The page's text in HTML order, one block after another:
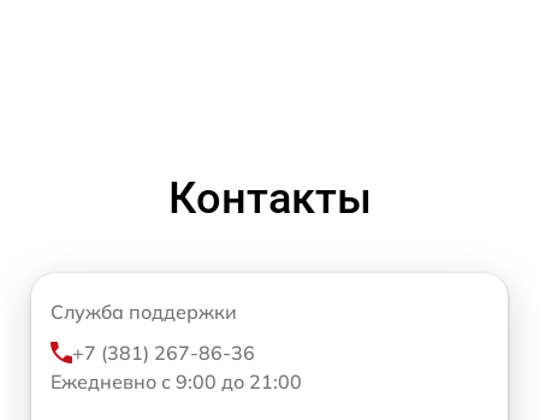
Контакты
Служба поддержки
+7 (381) 267-86-36
Ежедневно с 9:00 до 21:00